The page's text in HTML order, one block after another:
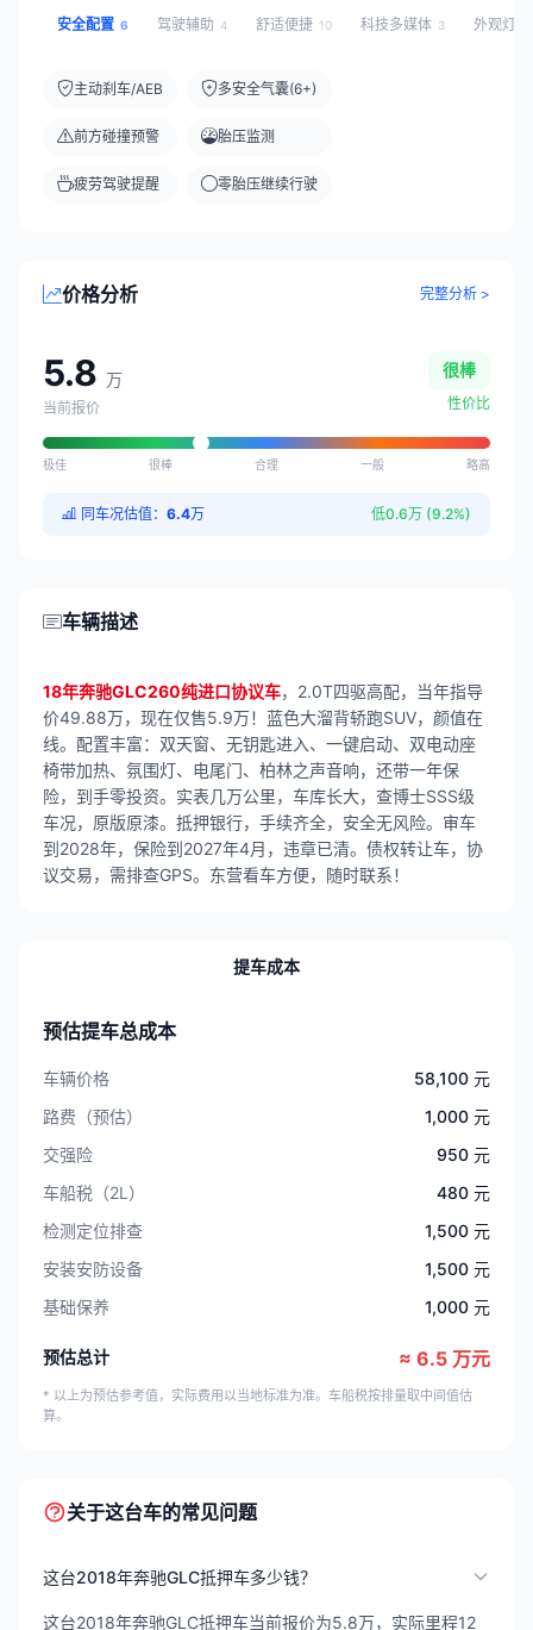
安全配置 6 驾驶辅助 4 舒适便捷 10 科技多媒体 3 外观灯光
主动刹车/AEB
前方碰撞预警
疲劳驾驶提醒
多安全气囊(6+)
胎压监测
零胎压继续行驶
价格分析 完整分析 >
5.8 万
当前报价
很棒
性价比
极佳 很棒 合理 一般 略高
同车况估值： 6.4万 低0.6万 (9.2%)
车辆描述
18年奔驰GLC260纯进口协议车，2.0T四驱高配，当年指导
价49.88万，现在仅售5.9万！蓝色大溜背轿跑SUV，颜值在
线。配置丰富：双天窗、无钥匙进入、一键启动、双电动座
椅带加热、氛围灯、电尾门、柏林之声音响，还带一年保
险，到手零投资。实表几万公里，车库长大，查博士SSS级
车况，原版原漆。抵押银行，手续齐全，安全无风险。审车
到2028年，保险到2027年4月，违章已清。债权转让车，协
议交易，需排查GPS。东营看车方便，随时联系！
提车成本
预估提车总成本
车辆价格
58,100 元
路费（预估）
1,000 元
交强险
950 元
车船税（2L）
480 元
检测定位排查
1,500 元
安装安防设备
1,500 元
基础保养
1,000 元
预估总计 ≈ 6.5 万元
* 以上为预估参考值，实际费用以当地标准为准。车船税按排量取中间值估
算。
关于这台车的常见问题
这台2018年奔驰GLC抵押车多少钱？
这台2018年奔驰GLC抵押车当前报价为5.8万，实际里程12